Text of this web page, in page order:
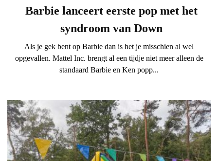
Barbie lanceert eerste pop met het
syndroom van Down
Als je gek bent op Barbie dan is het je misschien al wel
opgevallen. Mattel Inc. brengt al een tijdje niet meer alleen de
standaard Barbie en Ken popp...